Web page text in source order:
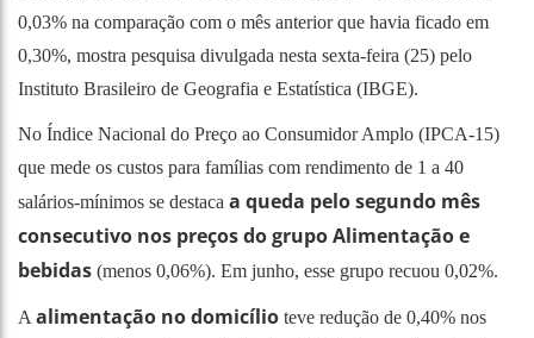
0,03% na comparação com o mês anterior que havia ficado em
0,30%, mostra pesquisa divulgada nesta sexta-feira (25) pelo
Instituto Brasileiro de Geografia e Estatística (IBGE).
No Índice Nacional do Preço ao Consumidor Amplo (IPCA-15)
que mede os custos para famílias com rendimento de 1 a 40
salários-mínimos se destaca a queda pelo segundo mês
consecutivo nos preços do grupo Alimentação e
bebidas (menos 0,06%). Em junho, esse grupo recuou 0,02%.
A alimentação no domicílio teve redução de 0,40% nos